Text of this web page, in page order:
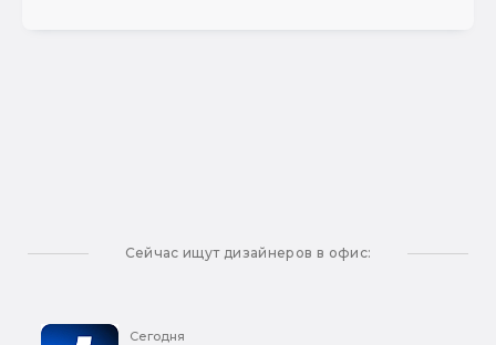
Сейчас ищут дизайнеров в офис:
Сегодня